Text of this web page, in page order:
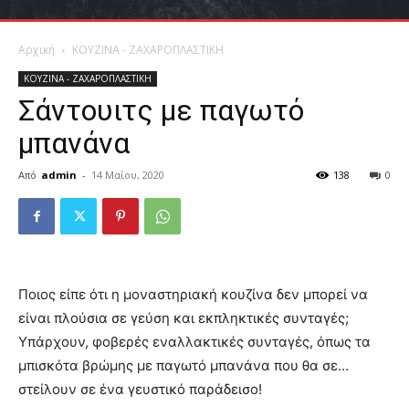
Αρχική ΚΟΥΖΙΝΑ - ΖΑΧΑΡΟΠΛΑΣΤΙΚΗ
ΚΟΥΖΙΝΑ - ΖΑΧΑΡΟΠΛΑΣΤΙΚΗ
Σάντουιτς με παγωτό
μπανάνα
Από admin - 14 Μαΐου, 2020 0
138
Ποιος είπε ότι η μοναστηριακή κουζίνα δεν μπορεί να
είναι πλούσια σε γεύση και εκπληκτικές συνταγές;
Υπάρχουν, φοβερές εναλλακτικές συνταγές, όπως τα
μπισκότα βρώμης με παγωτό μπανάνα που θα σε…
στείλουν σε ένα γευστικό παράδεισο!